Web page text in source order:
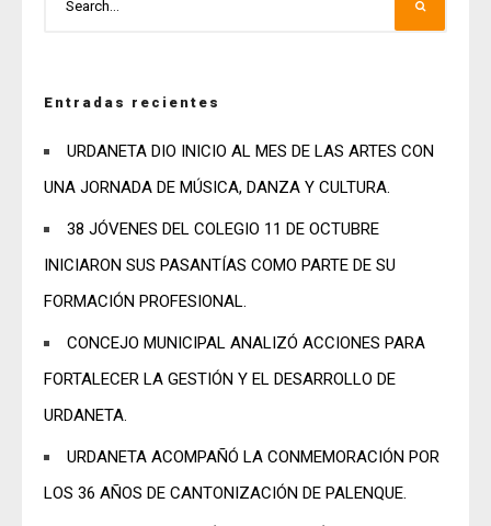
Entradas recientes
URDANETA DIO INICIO AL MES DE LAS ARTES CON
UNA JORNADA DE MÚSICA, DANZA Y CULTURA.
38 JÓVENES DEL COLEGIO 11 DE OCTUBRE
INICIARON SUS PASANTÍAS COMO PARTE DE SU
FORMACIÓN PROFESIONAL.
CONCEJO MUNICIPAL ANALIZÓ ACCIONES PARA
FORTALECER LA GESTIÓN Y EL DESARROLLO DE
URDANETA.
URDANETA ACOMPAÑÓ LA CONMEMORACIÓN POR
LOS 36 AÑOS DE CANTONIZACIÓN DE PALENQUE.